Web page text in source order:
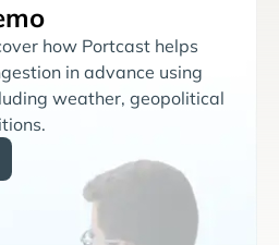
how Portcast helps
in advance using
weather, geopolitical